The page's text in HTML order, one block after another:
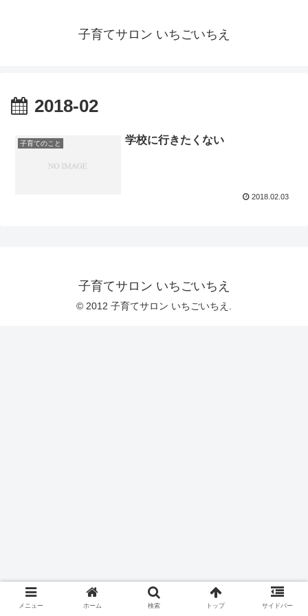
子育てサロン いちごいちえ
2018-02
子育てのこと 学校に行きたくない
2018.02.03
子育てサロン いちごいちえ
© 2012 子育てサロン いちごいちえ.
メニュー ホーム 検索 トップ サイドバー